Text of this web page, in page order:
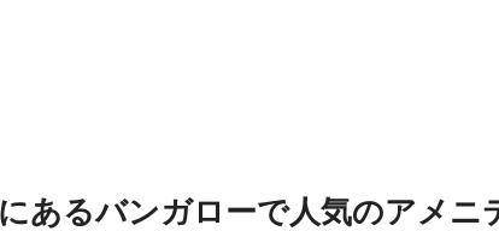
証することはできません。
あるバンガローで人気のアメニ